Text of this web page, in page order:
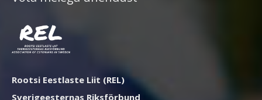
Rootsi Eestlaste Liit (REL)
Sverigeesternas Riksförbund